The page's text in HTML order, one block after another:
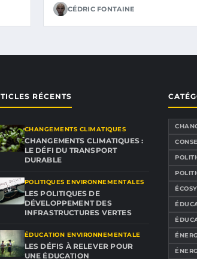
CÉDRIC FONTAINE
RÉCENTS
CHANGEMENTS CLIMATIQUES
CHANGEMENTS CLIMATIQUES :
LE DÉFI DU TRANSPORT
DURABLE
POLITIQUES ENVIRONNEMENTALES
LES POLITIQUES DE
DÉVELOPPEMENT DES
INFRASTRUCTURES VERTES
ÉDUCATION ENVIRONNEMENTALE
LES DÉFIS À RELEVER POUR
UNE ÉDUCATION